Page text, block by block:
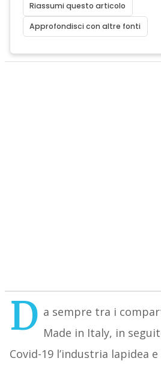
Riassumi questo articolo
Approfondisci con altre fonti
D a sempre tra i
Made in Italy, in
Covid-19 l’industria lapidea